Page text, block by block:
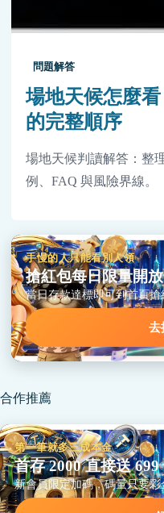
問題解答
場地天候怎麼
的完整順序
場地天候判讀解答：整
例、FAQ 與風險界線。
手慢的人只能看別人領
搶紅包每日限量開放
當日存款達標即可到首頁
去
合作推薦
第一筆就多三成本金
首存 2000 直接送 699
新會員限定加碼，碼量只要